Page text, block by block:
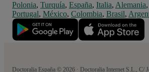
Polonia, Turquía, España, Italia, Alemania,
Portugal, México, Colombia, Brasil,
Doctoralia España © 2026 · Doctoralia Internet S.L., C/